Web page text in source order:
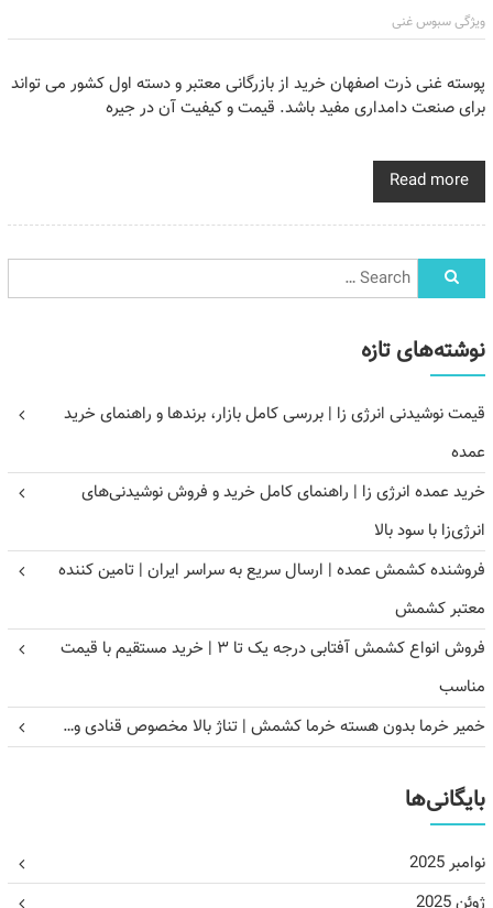
ویژگی سبوس غنی
پوسته غنی ذرت اصفهان خرید از بازرگانی معتبر و دسته اول کشور می تواند
برای صنعت دامداری مفید باشد. قیمت و کیفیت آن در جیره
Read more
نوشته‌های تازه
قیمت نوشیدنی انرژی زا | بررسی کامل بازار، برندها و راهنمای خرید
عمده
خرید عمده انرژی زا | راهنمای کامل خرید و فروش نوشیدنی‌های
انرژی‌زا با سود بالا
فروشنده کشمش عمده | ارسال سریع به سراسر ایران | تامین کننده
معتبر کشمش
فروش انواع کشمش آفتابی درجه یک تا ۳ | خرید مستقیم با قیمت
مناسب
خمیر خرما بدون هسته خرما کشمش | تناژ بالا مخصوص قنادی و…
بایگانی‌ها
نوامبر 2025